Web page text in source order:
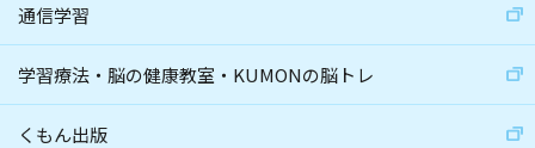
通信学習
学習療法・脳の健康教室・KUMONの脳トレ
くもん出版